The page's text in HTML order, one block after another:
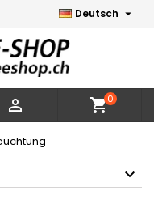
Deutsch 
 shopping_cart0
×
×
×
×
Artikel Ihrer